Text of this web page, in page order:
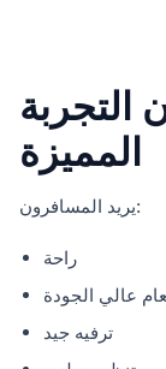
التجربة
المميزة
يريد المسافرون:
راحة
عالي الجودة
ترفيه جيد